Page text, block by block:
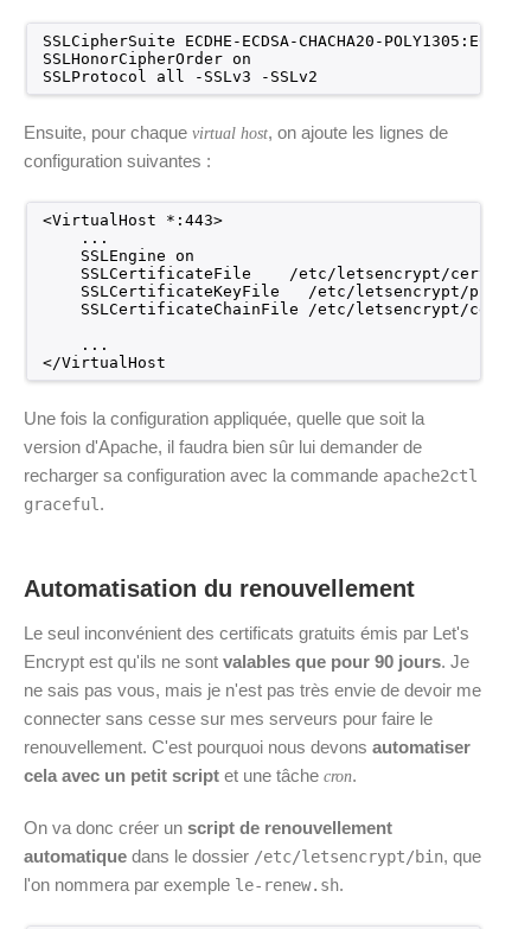
SSLCipherSuite ECDHE-ECDSA-CHACHA20-POLY1305:ECDHE-
SSLHonorCipherOrder on
SSLProtocol all -SSLv3 -SSLv2
Ensuite, pour chaque virtual host, on ajoute les lignes de
configuration suivantes :
<VirtualHost *:443>
...
SSLEngine on
SSLCertificateFile /etc/letsencrypt/certs/
SSLCertificateKeyFile /etc/letsencrypt/
SSLCertificateChainFile /etc/letsencrypt/certs/
...
</VirtualHost
Une fois la configuration appliquée, quelle que soit la
version d'Apache, il faudra bien sûr lui demander de
recharger sa configuration avec la commande apache2ctl
graceful .
Automatisation du renouvellement
Le seul inconvénient des certificats gratuits émis par Let's
Encrypt est qu'ils ne sont valables que pour 90 jours. Je
ne sais pas vous, mais je n'est pas très envie de devoir me
connecter sans cesse sur mes serveurs pour faire le
renouvellement. C'est pourquoi nous devons automatiser
cela avec un petit script et une tâche cron.
On va donc créer un script de renouvellement
automatique dans le dossier /etc/letsencrypt/bin, que
l'on nommera par exemple le-renew.sh.